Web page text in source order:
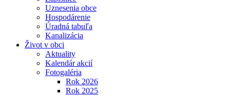
Uznesenia obce
Hospodárenie
Úradná tabuľa
Kanalizácia
Život v obci
Aktuality
Kalendár akcií
Fotogaléria
Rok 2026
Rok 2025